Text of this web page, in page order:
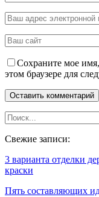
Сохраните мое
этом браузере для
Свежие записи:
3 варианта отделки
краски
Пять составляющих